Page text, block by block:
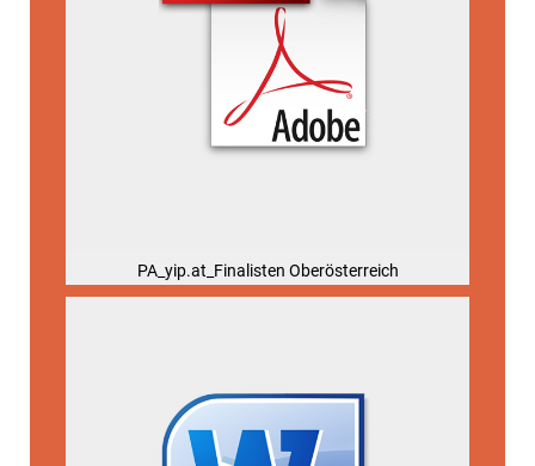
PA_yip.at_Finalisten Oberösterreich